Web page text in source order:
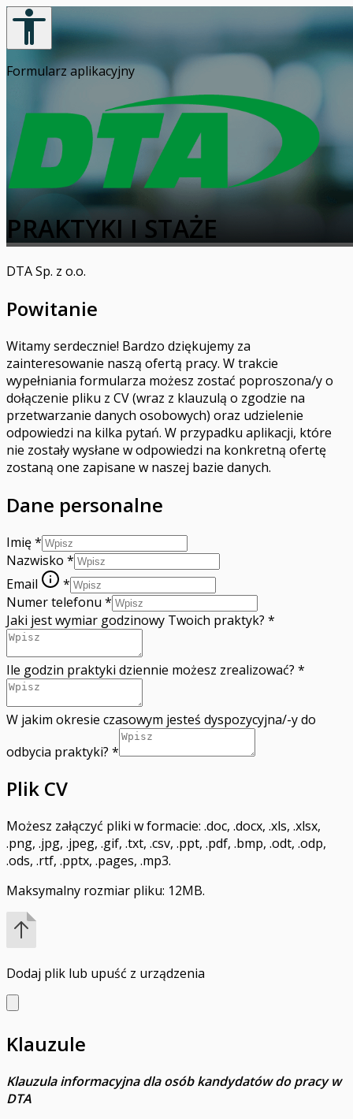
Formularz aplikacyjny
PRAKTYKI I STAŻE
DTA Sp. z o.o.
Powitanie
Witamy serdecznie! Bardzo dziękujemy za
zainteresowanie naszą ofertą pracy. W trakcie
wypełniania formularza możesz zostać poproszona/y o
dołączenie pliku z CV (wraz z klauzulą o zgodzie na
przetwarzanie danych osobowych) oraz udzielenie
odpowiedzi na kilka pytań. W przypadku aplikacji, które
nie zostały wysłane w odpowiedzi na konkretną ofertę
zostaną one zapisane w naszej bazie danych.
Dane personalne
Imię*
Nazwisko *
Email
*
Numer telefonu *
Jaki jest wymiar godzinowy Twoich praktyk? *
Ile godzin praktyki dziennie możesz zrealizować? *
W jakim okresie czasowym jesteś dyspozycyjna/-y do
odbycia praktyki? *
Plik CV
Możesz załączyć pliki w formacie: .doc, .docx, .xls, .xlsx,
.png, .jpg, .jpeg, .gif, .txt, .csv, .ppt, .pdf, .bmp, .odt, .odp,
.ods, .rtf, .pptx, .pages, .mp3.
Maksymalny rozmiar pliku: 12MB.
Dodaj plik lub upuść z urządzenia
Klauzule
Klauzula informacyjna dla osób kandydatów do pracy w
DTA